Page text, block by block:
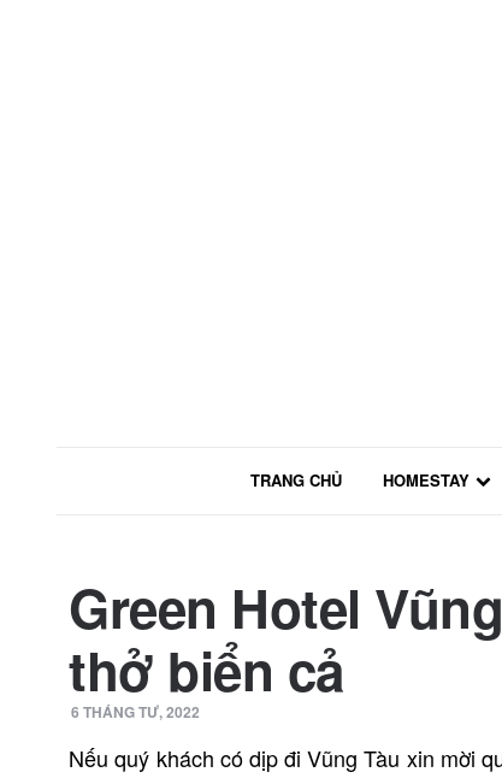
TRANG CHỦ HOMESTAY
Green Hotel
thở biển cả
6 THÁNG TƯ, 2022
Nếu quý khách có dịp đi Vũng Tàu xin mời